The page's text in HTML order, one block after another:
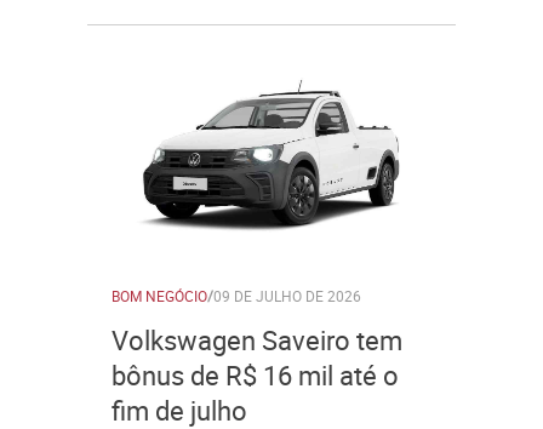
BOM NEGÓCIO/09 DE JULHO DE 2026
Volkswagen Saveiro tem
bônus de R$ 16 mil até o
fim de julho